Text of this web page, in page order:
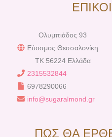
Ολυμπιάδος 93
Εύοσμος Θεσσαλονίκη
TK 56224 Ελλάδα
2315532844
6978290066
info@sugaralmond.gr
ΠΩΣ ΘΑ